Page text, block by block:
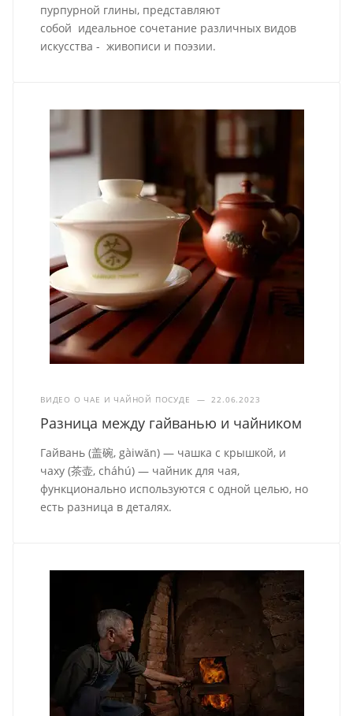
пурпурной глины, представляют
собой идеальное сочетание различных видов
искусства - живописи и поэзии.
ВИДЕО О ЧАЕ И ЧАЙНОЙ ПОСУДЕ — 22.06.2023
Разница между гайванью и чайником
Гайвань (盖碗, gàiwǎn) — чашка с крышкой, и
чаху (茶壶, cháhú) — чайник для чая,
функционально используются с одной целью, но
есть разница в деталях.